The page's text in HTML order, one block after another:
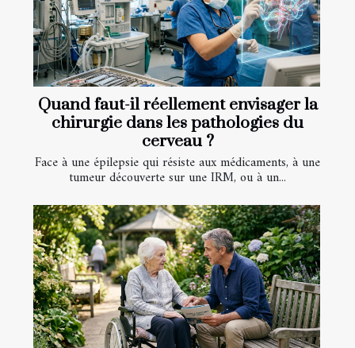
Quand faut-il réellement envisager la
chirurgie dans les pathologies du
cerveau ?
Face à une épilepsie qui résiste aux médicaments, à une
tumeur découverte sur une IRM, ou à un...